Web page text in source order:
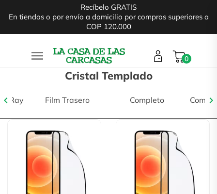
Recíbelo GRATIS
En tiendas o por envío a domicilio por compras superiores a
COP 120.000
 0
Cristal Templado
Ray Film Trasero Completo
chevron_left chevron_right